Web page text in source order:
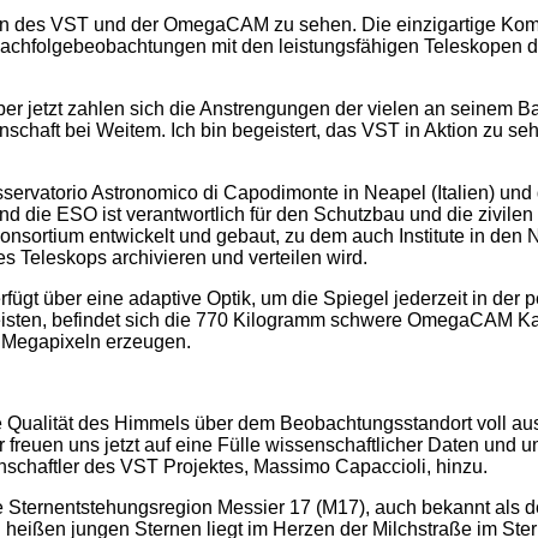
des VST und der OmegaCAM zu sehen. Die einzigartige
mit den leistungsfähigen Teleskopen
jetzt zahlen sich die Anstrengungen der vielen an seinem
bei Weitem. Ich bin begeistert, das VST in Aktion zu
Astronomico di Capodimonte in Neapel (Italien)
die ESO ist verantwortlich für den Schutzbau und die
entwickelt und gebaut, zu dem auch Institute in
Teleskops archivieren und verteilen wird.
über eine adaptive Optik, um die Spiegel jederzeit in der
befindet sich die 770 Kilogramm schwere OmegaCAM
erzeugen.
des Himmels über dem Beobachtungsstandort voll
uns jetzt auf eine Fülle wissenschaftlicher Daten und
des VST Projektes, Massimo Capaccioli, hinzu.
Messier 17 (M17), auch bekannt als
jungen Sternen liegt im Herzen der Milchstraße im